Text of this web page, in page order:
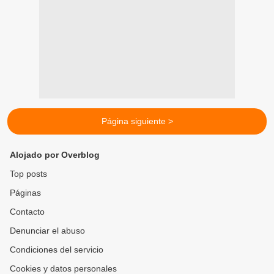
Página siguiente >
Alojado por Overblog
Top posts
Páginas
Contacto
Denunciar el abuso
Condiciones del servicio
Cookies y datos personales